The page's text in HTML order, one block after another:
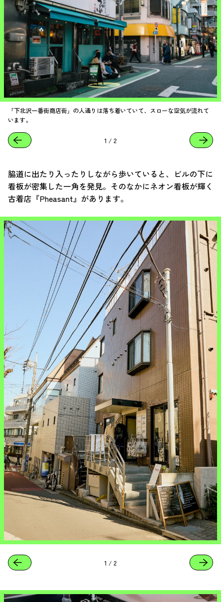
「下北沢一番街商店街」の人通りは落ち着いていて、スローな空気が流れて
います。
1 / 2
脇道に出たり入ったりしながら歩いていると、ビルの下に
看板が密集した一角を発見。そのなかにネオン看板が輝く
古着店『Pheasant』があります。
1 / 2